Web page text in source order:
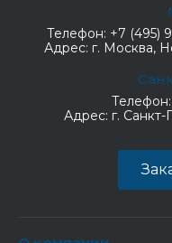
Телефон: +7 (495)
Адрес: г. Москва,
Телефон:
Адрес: г.